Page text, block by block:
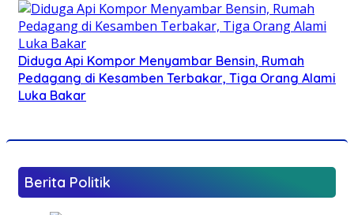
Diduga Api Kompor Menyambar Bensin, Rumah
Pedagang di Kesamben Terbakar, Tiga Orang Alami
Luka Bakar
Berita Politik